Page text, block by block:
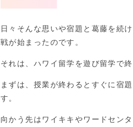
日々そんな思いや宿題と葛藤を続
戦が始まったのです。
それは、ハワイ留学を遊び留学で
まずは、授業が終わるとすぐに宿
す。
向かう先はワイキキやワードセン